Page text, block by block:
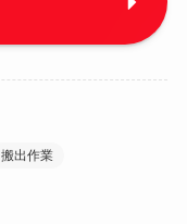
搬出作業